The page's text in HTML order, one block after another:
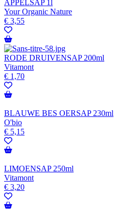
APPELSAP 1l
Your Organic Nature
€ 3,55
RODE DRUIVENSAP 200ml
Vitamont
€ 1,70
BLAUWE BES OERSAP 230ml
O'bio
€ 5,15
LIMOENSAP 250ml
Vitamont
€ 3,20